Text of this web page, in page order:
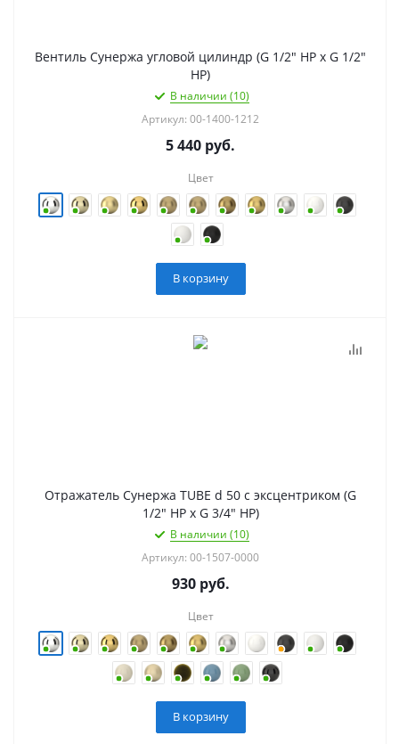
Вентиль Сунержа угловой цилиндр (G 1/2" НР х G 1/2"
НР)
В наличии (10)
Артикул: 00-1400-1212
5 440 руб.
Цвет
В корзину
Отражатель Сунержа TUBE d 50 с эксцентриком (G
1/2" НР х G 3/4" НР)
В наличии (10)
Артикул: 00-1507-0000
930руб.
Цвет
В корзину